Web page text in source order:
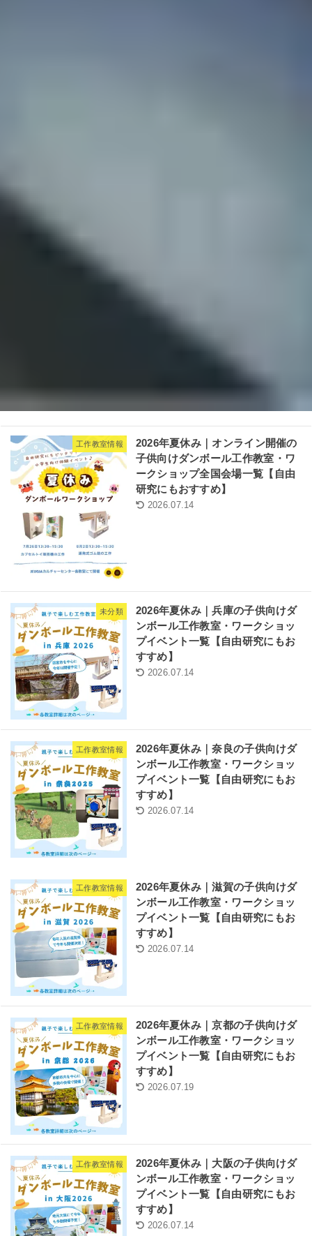
工作教室情報
2026年夏休み｜オンライン開催の
子供向けダンボール工作教室・ワ
ークショップ全国会場一覧【自由
研究にもおすすめ】
2026.07.14
未分類
2026年夏休み｜兵庫の子供向けダ
ンボール工作教室・ワークショッ
プイベント一覧【自由研究にもお
すすめ】
2026.07.14
工作教室情報
2026年夏休み｜奈良の子供向けダ
ンボール工作教室・ワークショッ
プイベント一覧【自由研究にもお
すすめ】
2026.07.14
工作教室情報
2026年夏休み｜滋賀の子供向けダ
ンボール工作教室・ワークショッ
プイベント一覧【自由研究にもお
すすめ】
2026.07.14
工作教室情報
2026年夏休み｜京都の子供向けダ
ンボール工作教室・ワークショッ
プイベント一覧【自由研究にもお
すすめ】
2026.07.19
工作教室情報
2026年夏休み｜大阪の子供向けダ
ンボール工作教室・ワークショッ
プイベント一覧【自由研究にもお
すすめ】
2026.07.14